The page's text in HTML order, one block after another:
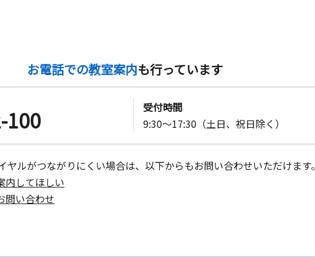
お電話での教室案内も行っています
100
受付時間
9:30～17:30（土日、祝日除く）
ヤルがつながりにくい場合は、以下からもお問い合わせいただけます。
内してほしい
問い合わせ